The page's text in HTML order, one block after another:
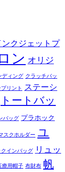
ンクジェットプ
ン オリジ
ディング クラッチバッ
リント
ステーシ
トートバッ
バッグ プラホック
スクホルダー ユ
クインバッグ
リュッ
療用帽子 布財布 帆